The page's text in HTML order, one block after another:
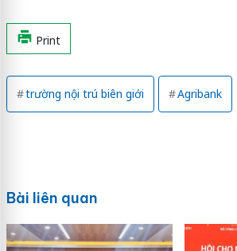
Print
trường nội trú biên giới Agribank
Bài liên quan